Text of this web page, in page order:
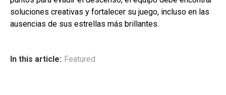
soluciones creativas y fortalecer su juego, incluso en las
ausencias de sus estrellas más brillantes.
In this article: Featured